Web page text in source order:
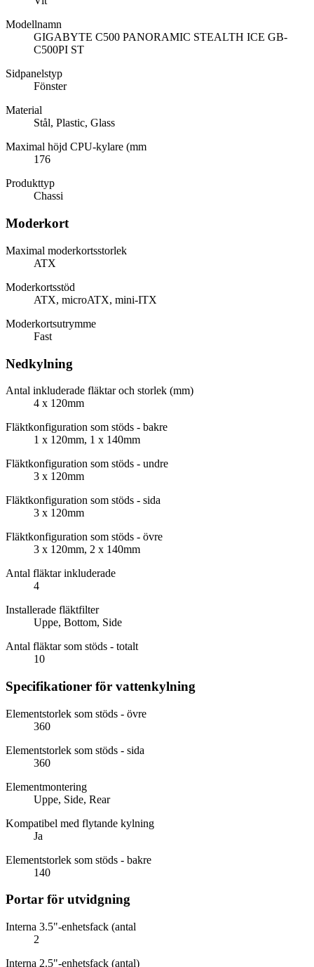
Modellnamn
GIGABYTE C500 PANORAMIC STEALTH ICE GB-
C500PI ST
Sidpanelstyp
Fönster
Material
Stål, Plastic, Glass
Maximal höjd CPU-kylare (mm
176
Produkttyp
Chassi
Moderkort
Maximal moderkortsstorlek
ATX
Moderkortsstöd
ATX, microATX, mini-ITX
Moderkortsutrymme
Fast
Nedkylning
Antal inkluderade fläktar och storlek (mm)
4 x 120mm
Fläktkonfiguration som stöds - bakre
1 x 120mm, 1 x 140mm
Fläktkonfiguration som stöds - undre
3 x 120mm
Fläktkonfiguration som stöds - sida
3 x 120mm
Fläktkonfiguration som stöds - övre
3 x 120mm, 2 x 140mm
Antal fläktar inkluderade
4
Installerade fläktfilter
Uppe, Bottom, Side
Antal fläktar som stöds - totalt
10
Specifikationer för vattenkylning
Elementstorlek som stöds - övre
360
Elementstorlek som stöds - sida
360
Elementmontering
Uppe, Side, Rear
Kompatibel med flytande kylning
Ja
Elementstorlek som stöds - bakre
140
Portar för utvidgning
Interna 3.5"-enhetsfack (antal
2
Interna 2.5"-enhetsfack (antal)